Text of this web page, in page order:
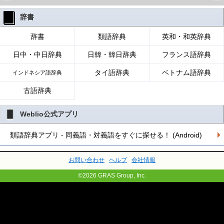
辞書
辞書 類語辞典 英和・和英辞典
日中・中日辞典 日韓・韓日辞典 フランス語辞典
インドネシア語辞典 タイ語辞典 ベトナム語辞典
古語辞典
Weblio公式アプリ
類語辞典アプリ - 同義語・対義語をすぐに探せる！ (Android)
お問い合わせ ヘルプ 会社情報
©2026 GRAS Group, Inc.